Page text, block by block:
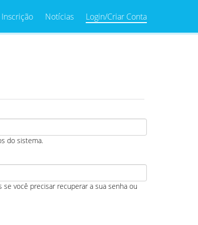
Inscrição Notícias Login/Criar Conta
do sistema.
você precisar recuperar a sua senha ou